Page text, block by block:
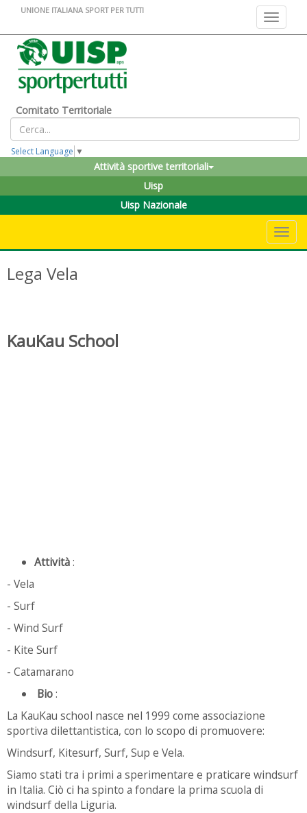
Toggle
UNIONE ITALIANA SPORT PER TUTTI
Comitato Territoriale
Select Language ▼
Attività sportive territoriali
Uisp
Uisp Nazionale
Lega Vela
KauKau School
Attività:
- Vela
- Surf
- Wind Surf
- Kite Surf
- Catamarano
Bio:
La KauKau school nasce nel 1999 come associazione
sportiva dilettantistica, con lo scopo di promuovere:
Windsurf, Kitesurf, Surf, Sup e Vela.
Siamo stati tra i primi a sperimentare e praticare windsurf
in Italia. Ciò ci ha spinto a fondare la prima scuola di
windsurf della Liguria.